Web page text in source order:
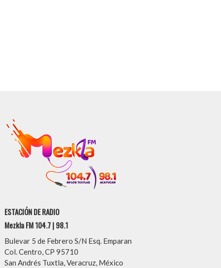
ESTACIÓN DE RADIO
Mezkla FM 104.7 | 98.1
Bulevar 5 de Febrero S/N Esq. Emparan
Col. Centro, CP 95710
San Andrés Tuxtla, Veracruz, México